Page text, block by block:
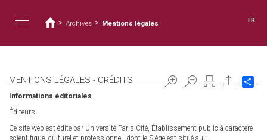
contenu
navigation
êtes
ici
> Archives > Mentions légales FR
MENTIONS LÉGALES - CRÉDITS
Informations éditoriales
Éditeurs
Ce site web est édité par Université Paris Cité, Établissement public à caractère
scientifique, culturel et professionnel, dont le Siège est situé au :